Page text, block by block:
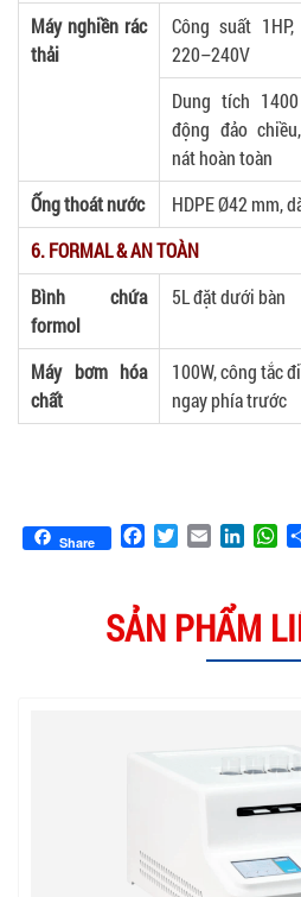
Máy nghiền rác
thải
Công suất
220–240V
Dung tích
động đảo
nát hoàn toàn
Ống thoát nước
HDPE Ø42 mm,
6. FORMAL & AN TOÀN
Bình chứa
formol
5L đặt dưới bàn
Máy bơm hóa
chất
100W, công tắc
ngay phía trước
Share Facebook
TwitterEmail
SẢN PHẨM